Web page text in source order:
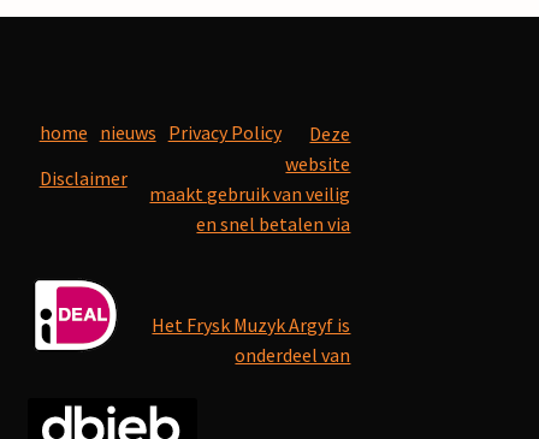
home nieuws Privacy Policy
Disclaimer
Deze
website
maakt gebruik van veilig
en snel betalen via
Het Frysk Muzyk Argyf is
onderdeel van